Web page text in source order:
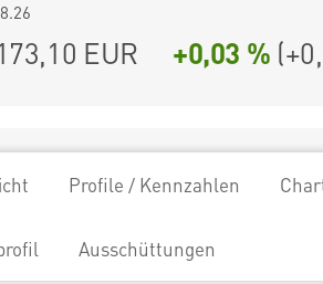
EUR +0,03 % (
Profile / Kennzahlen
Ausschüttungen